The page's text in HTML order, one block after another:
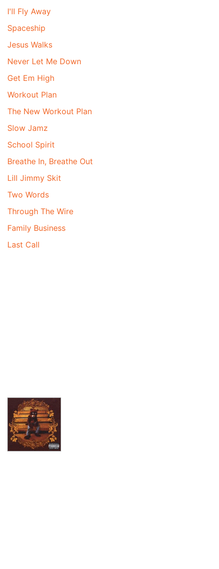
I'll Fly Away
Spaceship
Jesus Walks
Never Let Me Down
Get Em High
Workout Plan
The New Workout Plan
Slow Jamz
School Spirit
Breathe In, Breathe Out
Lill Jimmy Skit
Two Words
Through The Wire
Family Business
Last Call